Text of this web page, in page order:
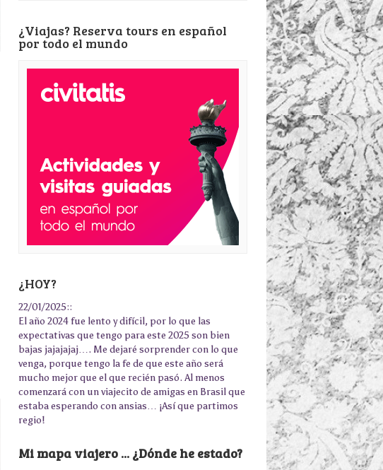
¿Viajas? Reserva tours en español
por todo el mundo
¿HOY?
22/01/2025::
El año 2024 fue lento y difícil, por lo que las
expectativas que tengo para este 2025 son bien
bajas jajajajaj…. Me dejaré sorprender con lo que
venga, porque tengo la fe de que este año será
mucho mejor que el que recién pasó. Al menos
comenzará con un viajecito de amigas en Brasil que
estaba esperando con ansias… ¡Así que partimos
regio!
Mi mapa viajero ... ¿Dónde he estado?